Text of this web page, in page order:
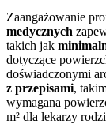
Zaangażowanie
medycznych
takich jak
dotyczące
doświadczonymi
z przepisami,
wymagana
m² dla lekarzy